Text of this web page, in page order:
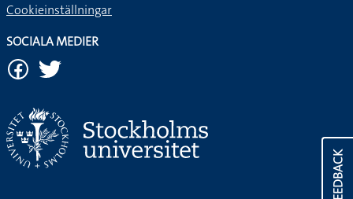
FEEDBACK
Cookieinställningar
SOCIALA MEDIER